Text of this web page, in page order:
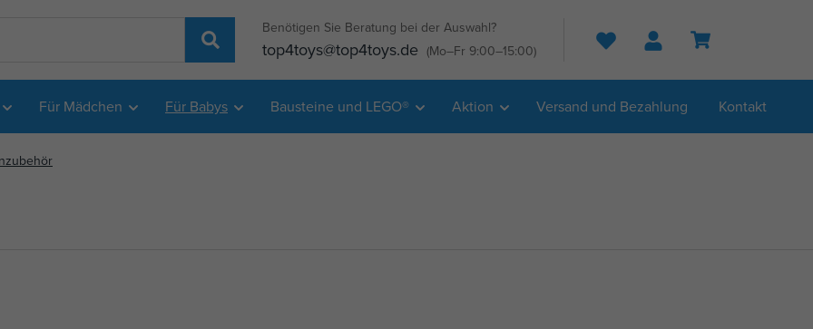
Benötigen Sie Beratung bei der Auswahl?
top4toys@top4toys.de (Mo–Fr 9:00–15:00) Suche
Für Mädchen Für Babys Bausteine und LEGO® Aktion Versand und Bezahlung Kontakt